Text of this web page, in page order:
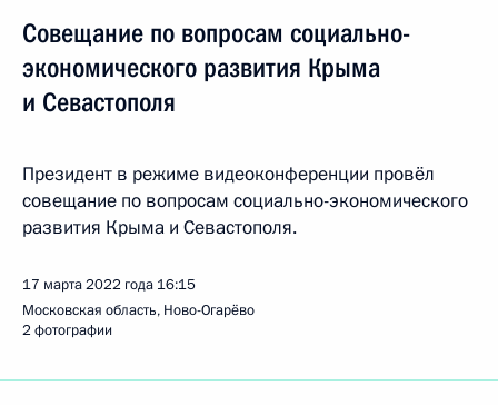
Совещание по вопросам социально-
экономического развития Крыма
и Севастополя
Президент в режиме видеоконференции провёл
совещание по вопросам социально-экономического
развития Крыма и Севастополя.
17 марта 2022 года 16:15
Московская область, Ново-Огарёво
2 фотографии